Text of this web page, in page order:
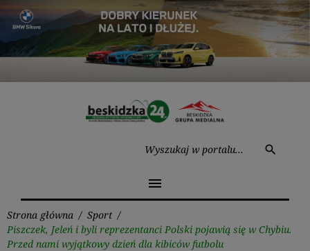
Przejdź
treści
search
menu
Strona główna / Sport /
Piszczek, Jeleń i byli reprezentanci Polski pojawią się w Chybiu.
Przed nami wyjątkowy dzień dla kibiców futbolu